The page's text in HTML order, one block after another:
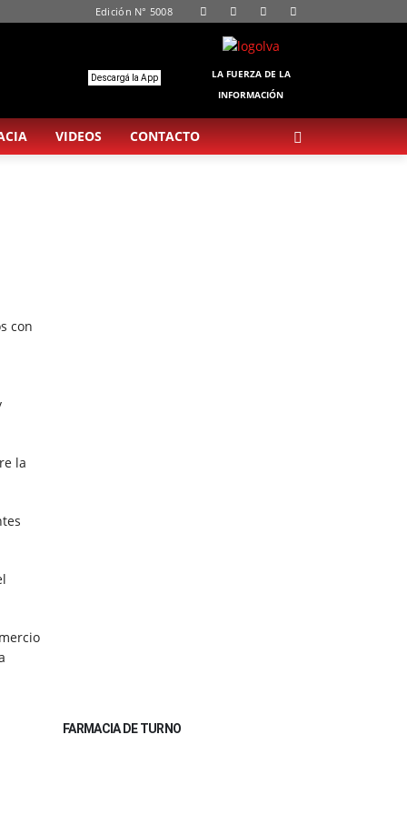
Edición N° 5008
Descargá la App
LA FUERZA DE LA
INFORMACIÓN
VIDEOS CONTACTO
con
la
FARMACIA DE TURNO